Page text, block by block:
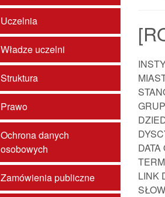
Uczelnia
Władze uczelni
Struktura
Prawo
Ochrona danych
osobowych
Zamówienia publiczne
LINK